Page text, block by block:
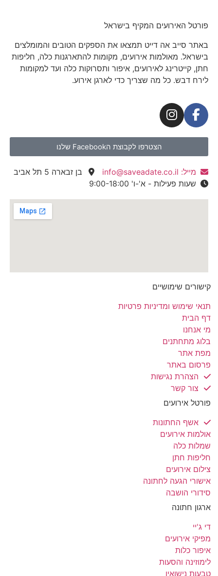
פורטל האירועים המקיף בישראל
באתר סייב אה דייט תמצאו את הספקים הטובים והמומלצים
בישראל. מאולמות אירועים, מקומות להתארגנות כלה, חליפות
חתן, קייטרינג לאירועים, איפור ותסרוקות כלה ועד למקומות
לירח דבש. כל מה שצריך כדי לארגן אירוע.
הצטרפו לקבוצת הFacebook שלנו
מייל: info@saveadate.co.il
בן זבארה 5 תל אביב
שעות פעילות - א'-ו' 9:00-18:00
קישורים שימושיים
תנאי שימוש ומדיניות פרטיות
דף הבית
מי אנחנו
בלוג מתחתנים
מפת אתר
פרסום באתר
הצהרת נגישות
צור קשר
פורטל אירועים
אשף החתונות
אולמות אירועים
שמלות כלה
חליפות חתן
צילום אירועים
אישורי הגעה לחתונה
סידורי הושבה
ארגון חתונה
די ג'יי
מפיקי אירועים
איפור כלות
לימוזינה והסעות
טבעות נישואין